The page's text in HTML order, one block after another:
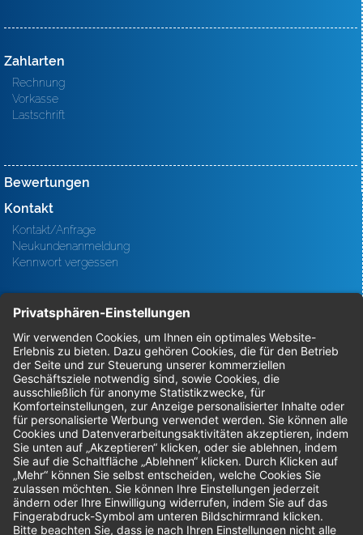
Zahlarten
Rechnung
Vorkasse
Lastschrift
Bewertungen
Kontakt
Kontakt/Anfrage
Neukundenanmeldung
Kennwort vergessen
Bestellungen
Sendung verfolgen
Geprüfter Shop